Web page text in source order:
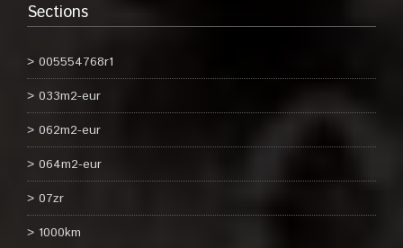
Sections
005554768r1
033m2-eur
062m2-eur
064m2-eur
07zr
1000km